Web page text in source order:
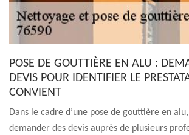
POSE DE GOUTTIÈRE EN ALU :
DEVIS POUR IDENTIFIER LE
CONVIENT
Dans le cadre d’une pose de gouttière en
demander des devis auprès de plusieurs